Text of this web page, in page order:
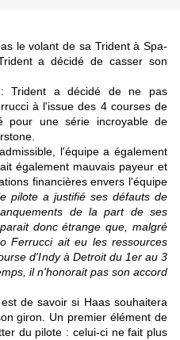
le volant de sa Trident à Spa-
a décidé de casser son
Trident a décidé de ne pas
à l'issue des 4 courses de
pour unesérie incroyable de
l'équipe a également
également mauvais payeur et
financières envers l'équipe
pilote a justifié ses défauts de
de la part de ses
donc étrange que, malgré
Ferrucci ait eu les ressources
d'Indy à Detroit du 1er au 3
il n'honorait pas son accord
de savoir si Haas souhaitera
giron. Un premier élément de
du pilote : celui-ci ne fait plus